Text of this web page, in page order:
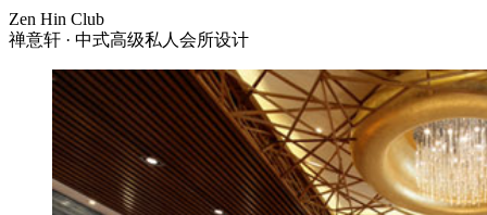
Zen Hin Club
禅意轩 · 中式高级私人会所设计